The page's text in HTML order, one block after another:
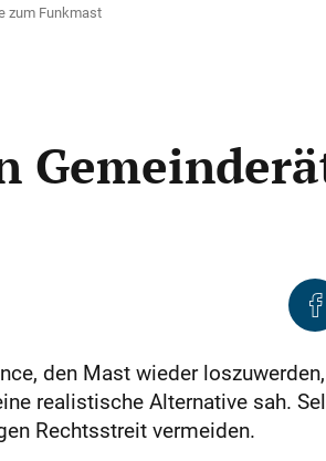
zum Funkmast
den Mast wieder
realistische Alternative sah.
Rechtsstreit vermeiden.